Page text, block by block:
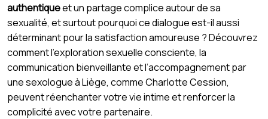
authentiqueet un partage complice autour de sa
sexualité, et surtout pourquoi ce dialogue est-il aussi
déterminant pour la satisfaction amoureuse ? Découvrez
comment l’exploration sexuelle consciente, la
communication bienveillante et l’accompagnement par
une sexologue à Liège, comme Charlotte Cession,
peuvent réenchanter votre vie intime et renforcer la
complicité avec votre partenaire.